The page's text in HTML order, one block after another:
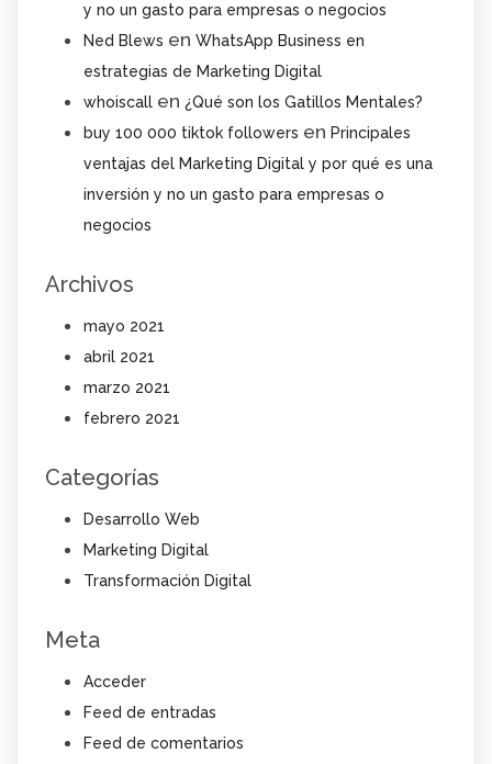
y no un gasto para empresas o negocios
Ned Blews en WhatsApp Business en
estrategias de Marketing Digital
whoiscallen ¿Qué son los Gatillos Mentales?
buy 100 000 tiktok followers en Principales
ventajas del Marketing Digital y por qué es una
inversión y no un gasto para empresas o
negocios
Archivos
mayo 2021
abril 2021
marzo 2021
febrero 2021
Categorías
Desarrollo Web
Marketing Digital
Transformación Digital
Meta
Acceder
Feed de entradas
Feed de comentarios